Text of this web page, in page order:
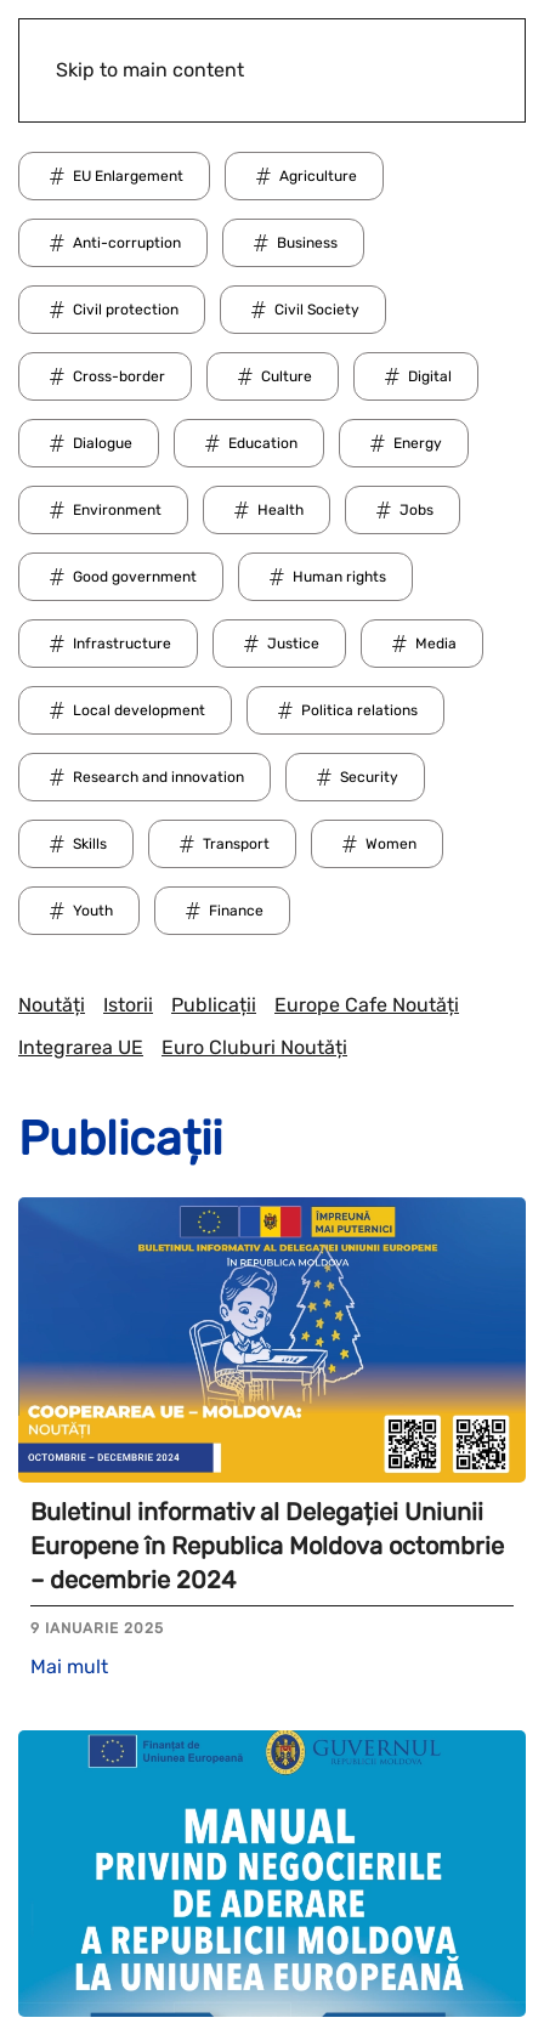
Skip to main content
EU Enlargement Agriculture
Anti-corruption Business
Civil protection Civil Society
Cross-border Culture Digital
Dialogue Education Energy
Environment Health Jobs
Good government Human rights
Infrastructure Justice Media
Local development Politica relations
Research and innovation Security
Skills Transport Women
Youth Finance
Noutăți Istorii Publicații
Europe Cafe Noutăți
Integrarea UE
Euro Cluburi Noutăți
Publicații
Buletinul informativ al Delegației Uniunii
Europene în Republica Moldova octombrie
– decembrie 2024
9 IANUARIE 2025
Mai mult